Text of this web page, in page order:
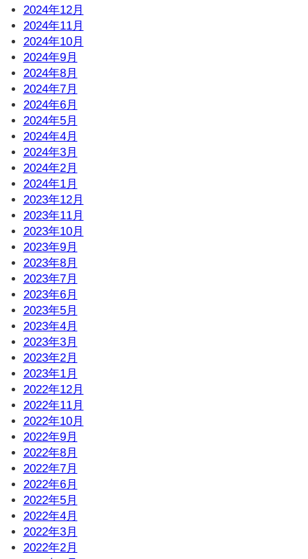
2024年12月
2024年11月
2024年10月
2024年9月
2024年8月
2024年7月
2024年6月
2024年5月
2024年4月
2024年3月
2024年2月
2024年1月
2023年12月
2023年11月
2023年10月
2023年9月
2023年8月
2023年7月
2023年6月
2023年5月
2023年4月
2023年3月
2023年2月
2023年1月
2022年12月
2022年11月
2022年10月
2022年9月
2022年8月
2022年7月
2022年6月
2022年5月
2022年4月
2022年3月
2022年2月